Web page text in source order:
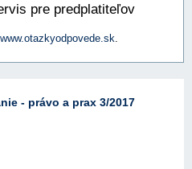
pre predplatiteľov
www.otazkyodpovede.sk.
- právo a prax 3/2017